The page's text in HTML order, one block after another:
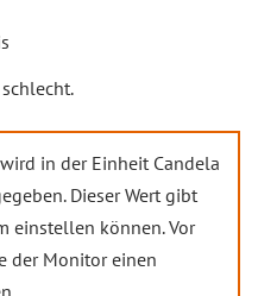
in der Einheit Candela
Dieser Wert gibt
einstellen können. Vor
der Monitor einen